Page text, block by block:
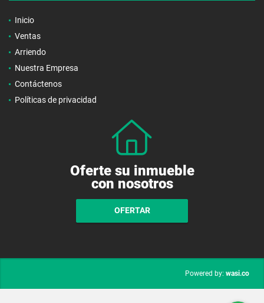
Inicio
Ventas
Arriendo
Nuestra Empresa
Contáctenos
Políticas de privacidad
Oferte su inmueble
con nosotros
OFERTAR
Powered by: wasi.co